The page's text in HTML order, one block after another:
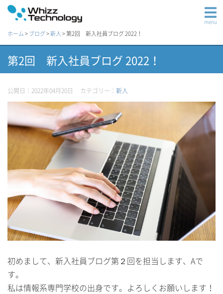
menu
ホーム>ブログ>新人>第2回 新入社員ブログ 2022！
第2回 新入社員ブログ 2022！
公開日：2022年04月20日 カテゴリー： 新人
初めまして、新入社員ブログ第２回を担当します、Aで
す。
私は情報系専門学校の出身です。よろしくお願いします！